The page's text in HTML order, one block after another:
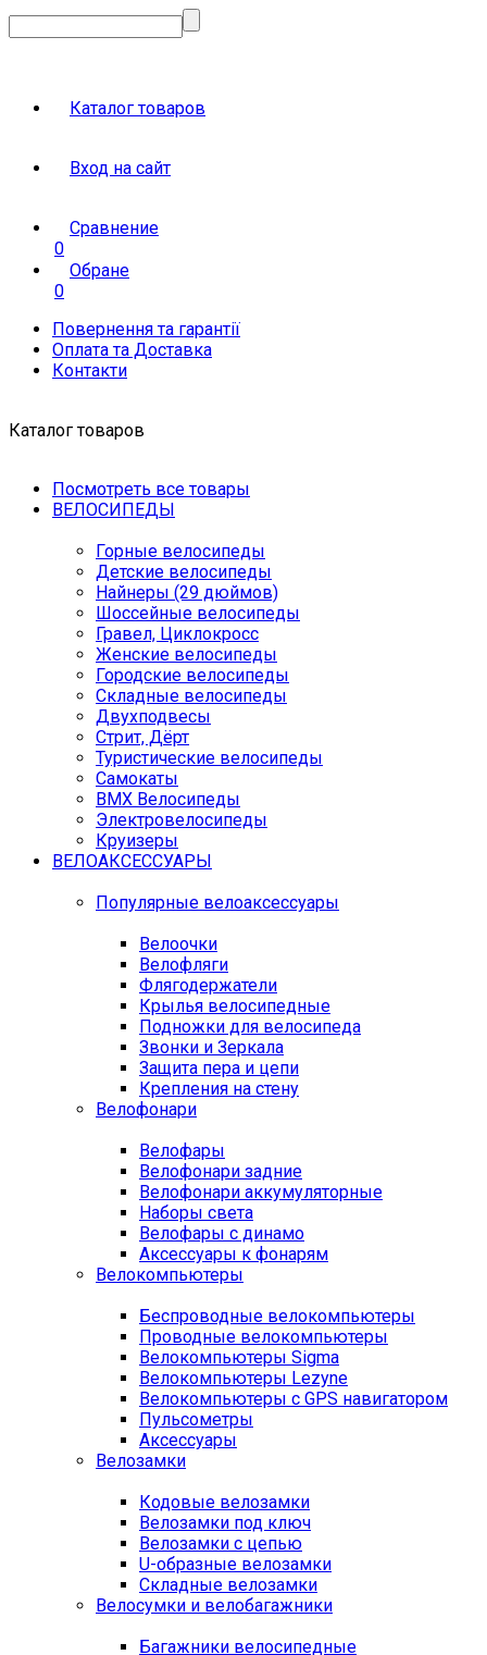
Каталог товаров
Вход на сайт
Сравнение
0
Обране
0
Повернення та гарантії
Оплата та Доставка
Контакти
Каталог товаров
Посмотреть все товары
ВЕЛОСИПЕДЫ
Горные велосипеды
Детские велосипеды
Найнеры (29 дюймов)
Шоссейные велосипеды
Гравел, Циклокросс
Женские велосипеды
Городcкие велосипеды
Складные велосипеды
Двухподвесы
Стрит, Дёрт
Туристические велосипеды
Самокаты
BMX Велосипеды
Электровелосипеды
Круизеры
ВЕЛОАКСЕССУАРЫ
Популярные велоаксессуары
Велоочки
Велофляги
Флягодержатели
Крылья велосипедные
Подножки для велосипеда
Звонки и Зеркала
Защита пера и цепи
Крепления на стену
Велофонари
Велофары
Велофонари задние
Велофонари аккумуляторные
Наборы света
Велофары с динамо
Аксессуары к фонарям
Велокомпьютеры
Беспроводные велокомпьютеры
Проводные велокомпьютеры
Велокомпьютеры Sigma
Велокомпьютеры Lezyne
Велокомпьютеры с GPS навигатором
Пульсометры
Аксессуары
Велозамки
Кодовые велозамки
Велозамки под ключ
Велозамки с цепью
U-образные велозамки
Складные велозамки
Велосумки и велобагажники
Багажники велосипедные